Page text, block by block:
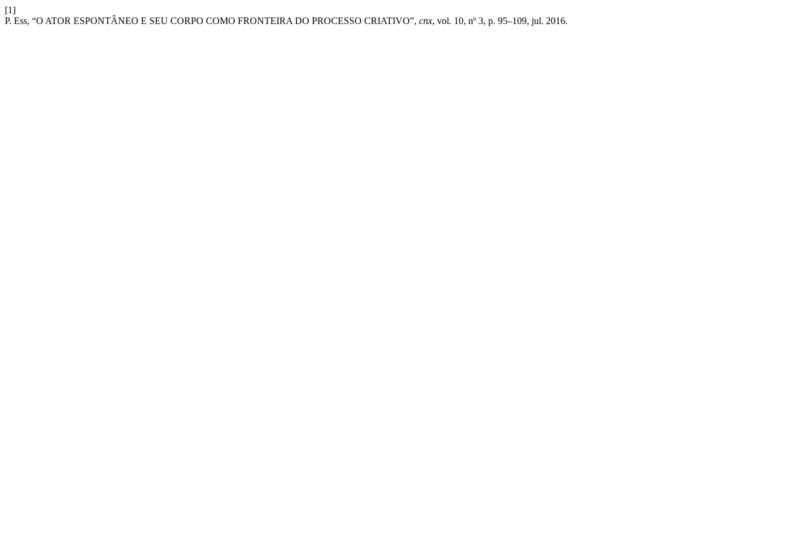
[1]
P. Ess, “O ATOR ESPONTÂNEO E SEU CORPO COMO FRONTEIRA DO PROCESSO CRIATIVO”, cnx, vol. 10, nº 3, p. 95–109, jul. 2016.